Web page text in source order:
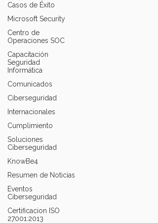
Casos de Éxito
Microsoft Security
Centro de
Operaciones SOC
Capacitación
Seguridad
Informática
Comunicados
Ciberseguridad
Internacionales
Cumplimiento
Soluciones
Ciberseguridad
KnowBe4
Resumen de Noticias
Eventos
Ciberseguridad
Certificacion ISO
27001:2013